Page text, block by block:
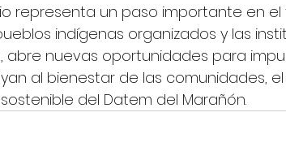
representa un paso importante en
indígenas organizados y las
abre nuevas oportunidades para
al bienestar de las comunidades,
del Datem del Marañón.